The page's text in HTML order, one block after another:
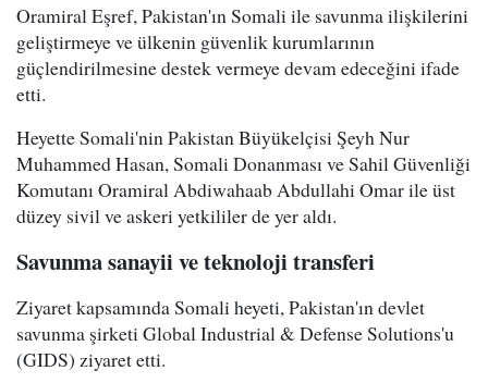
Oramiral Eşref, Pakistan'ın Somali ile savunma ilişkilerini
geliştirmeye ve ülkenin güvenlik kurumlarının
güçlendirilmesine destek vermeye devam edeceğini ifade
etti.
Heyette Somali'nin Pakistan Büyükelçisi Şeyh Nur
Muhammed Hasan, Somali Donanması ve Sahil Güvenliği
Komutanı Oramiral Abdiwahaab Abdullahi Omar ile üst
düzey sivil ve askeri yetkililer de yer aldı.
Savunma sanayii ve teknoloji transferi
Ziyaret kapsamında Somali heyeti, Pakistan'ın devlet
savunma şirketi Global Industrial & Defense Solutions'u
(GIDS) ziyaret etti.